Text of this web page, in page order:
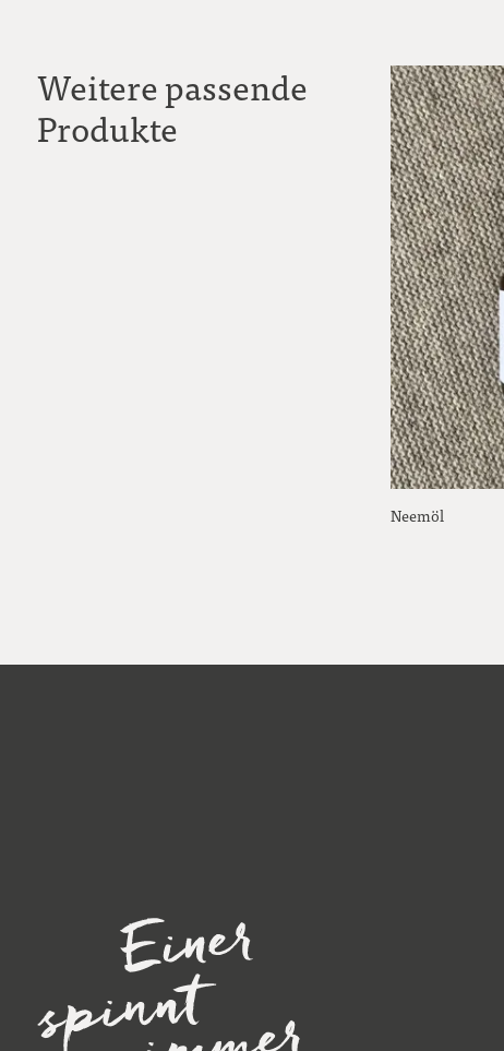
Weitere passende
Produkte
Neemöl